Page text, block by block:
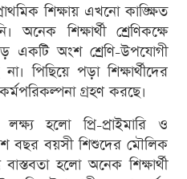
শিক্ষায় এখনো কাঙ্ক্ষিত
অনেক শিক্ষার্থী শ্রেণিকক্ষে
একটি অংশ শ্রেণি-উপযোগী
পিছিয়ে পড়া শিক্ষার্থীদের
গ্রহণ করছে।
হলো প্রি-প্রাইমারি ও
বছর বয়সী শিশুদের মৌলিক
হলো অনেক শিক্ষার্থী